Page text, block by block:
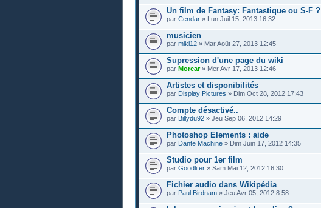
Un film de Fantasy: Fantastique ou S-F ?
par Cendar » Lun Juil 15, 2013 16:32
musicien
par mikl12 » Mar Août 27, 2013 12:45
Supression d'une page du wiki
par Morcar» Mer Avr 17, 2013 12:46
Artistes et disponibilités
par Display Pictures » Dim Oct 28, 2012 17:43
Compte désactivé..
par Billydu92 » Jeu Sep 06, 2012 14:29
Photoshop Elements : aide
par Dante Machine » Dim Juin 17, 2012 14:35
Studio pour 1er film
par Goodlifer » Sam Mai 12, 2012 16:30
Fichier audio dans Wikipédia
par Paul Birdnam » Jeu Avr 05, 2012 8:58